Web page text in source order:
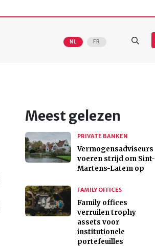
NL FR
Meest gelezen
PRIVATE BANKEN
Vermogensadviseurs
voeren strijd om Sint-
Martens-Latem op
FAMILY OFFICES
Family offices
verruilen trophy
assets voor
institutionele
portefeuilles